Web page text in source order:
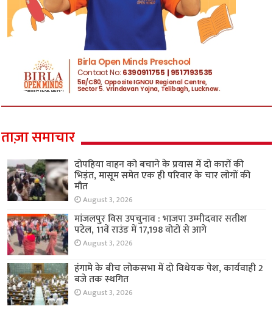
ताज़ा समाचार
दोपहिया वाहन को बचाने के प्रयास में दो कारों की
भिड़ंत, मासूम समेत एक ही परिवार के चार लोगों की
मौत
August 3, 2026
मांजलपुर विस उपचुनाव : भाजपा उम्मीदवार सतीश
पटेल, 11वें राउंड में 17,198 वोटों से आगे
August 3, 2026
हंगामे के बीच लोकसभा में दो विधेयक पेश, कार्यवाही 2
बजे तक स्थगित
August 3, 2026